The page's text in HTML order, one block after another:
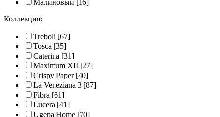
Малиновый [16]
Коллекция:
Treboli [67]
Tosca [35]
Caterina [31]
Maximum XII [27]
Crispy Paper [40]
La Veneziana 3 [87]
Fibra [61]
Lucera [41]
Ugepa Home [70]